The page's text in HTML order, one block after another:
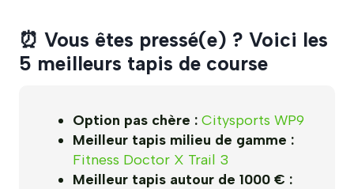
⏰ Vous êtes pressé(e) ? Voici les
5 meilleurs tapis de course
Option pas chère : Citysports WP9
Meilleur tapis milieu de gamme :
Fitness Doctor X Trail 3
Meilleur tapis autour de 1000 € :